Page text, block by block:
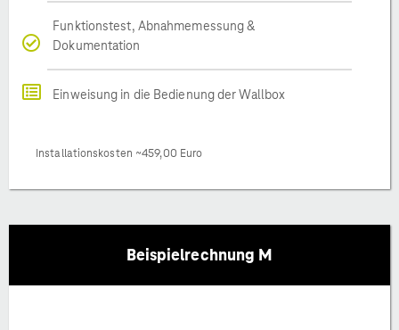
Funktionstest, Abnahmemessung &
Dokumentation
Einweisung in die Bedienung der Wallbox
Installationskosten ~459,00 Euro
Beispielrechnung M